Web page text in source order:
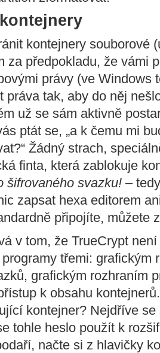
kontejnery souborové
za předpokladu, že vámi
právy (ve Windows
práva tak, aby do něj
už se sám aktivně
ptát se, „a k čemu mi
Žádný strach,
finta, která zablokuje
šifrovaného svazku! –
zapsat hexa editorem
připojíte, můžete
v tom, že TrueCrypt
třemi: grafickým
grafickým rozhraním
k obsahu
kontejner? Nejdříve
tohle heslo použít k
načte si z hlavičky